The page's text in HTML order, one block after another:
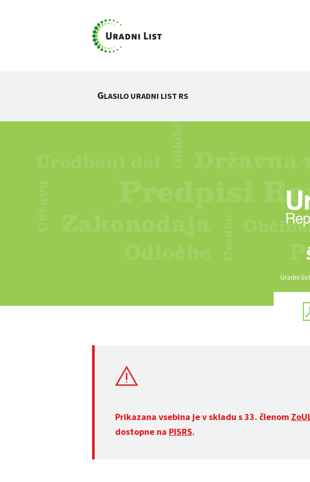
GLASILO URADNI LIST RS
Uradni
Prikazana vsebina je v skladu s 33. členom
dostopne na PISRS.